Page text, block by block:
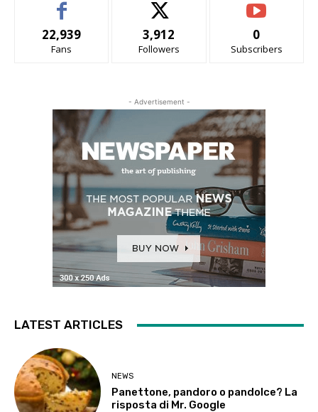
22,939
Fans
3,912
Followers
0
Subscribers
- Advertisement -
LATEST ARTICLES
NEWS
Panettone, pandoro o pandolce? La
risposta di Mr. Google